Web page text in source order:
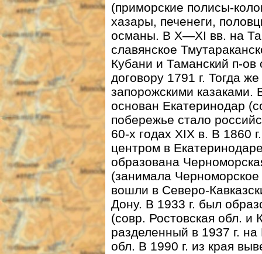
(приморские полисы-
хазары, печенеги,
османы. В Х—XI вв. на
славянское
Кубани и Таманский п-
договору 1791 г. Тогда
запорожскими казаками.
основан Екатеринодар
побережье стало
60-х годах XIX в. В 1860
центром в
образована
(занимала
вошли в Северо-
Дону. В 1933 г. был
(совр. Ростовская обл. и
разделенный в 1937 г.
обл. В 1990 г. из края